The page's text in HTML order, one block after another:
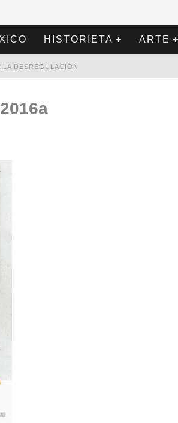
HISTORIETA ARTE
DESREGULACIÓN
NIEVE